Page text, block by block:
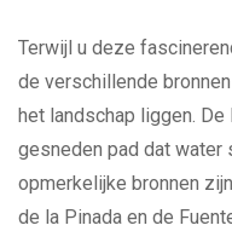
Terwijl u deze
de verschillende
het landschap liggen.
gesneden pad dat water
opmerkelijke bronnen
de la Pinada en de